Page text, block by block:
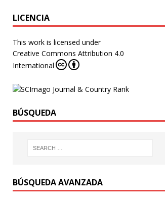
LICENCIA
This work is licensed under
Creative Commons Attribution 4.0
International
BÚSQUEDA
BÚSQUEDA AVANZADA